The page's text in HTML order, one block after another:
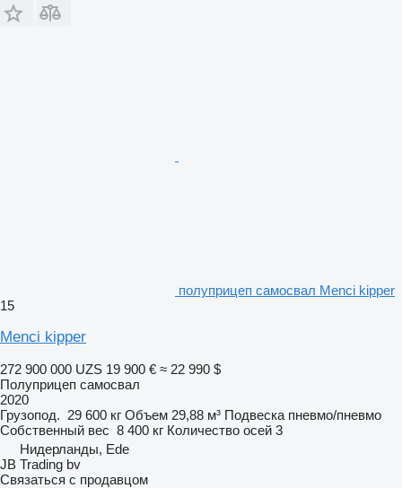
полуприцеп самосвал Menci kipper
15
Menci kipper
272 900 000 UZS 19 900 € ≈ 22 990 $
Полуприцеп самосвал
2020
Грузопод. 29 600 кг Объем 29,88 м³ Подвеска пневмо/пневмо
Собственный вес 8 400 кг Количество осей 3
Нидерланды, Ede
JB Trading bv
Связаться с продавцом